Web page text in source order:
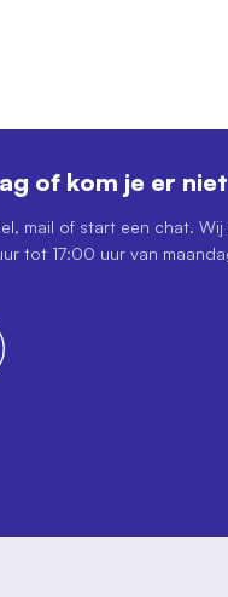
of kom je er
mail of start een chat. Wij
tot 17:00 uur van